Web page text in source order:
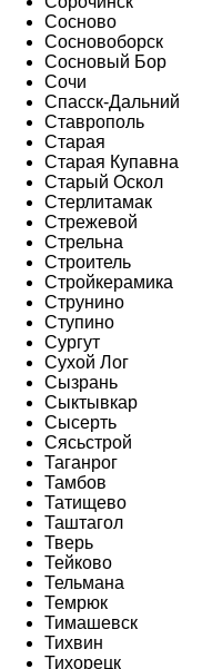
Сосново
Сосновоборск
Сосновый Бор
Сочи
Спасск-Дальний
Ставрополь
Старая
Старая Купавна
Старый Оскол
Стерлитамак
Стрежевой
Стрельна
Строитель
Стройкерамика
Струнино
Ступино
Сургут
Сухой Лог
Сызрань
Сыктывкар
Сысерть
Сясьстрой
Таганрог
Тамбов
Татищево
Таштагол
Тверь
Тейково
Тельмана
Темрюк
Тимашевск
Тихвин
Тихорецк